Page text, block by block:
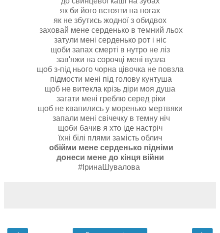
як би його встояти на ногах
як не збутись жодної з обидвох
заховай мене серденько в темний льох
затули мені серденько рот і ніс
щоби запах смерті в нутро не ліз
зав'яжи на сорочці мені вузла
щоб з-під нього чорна цівочка не повзла
підмости мені під голову кунтуша
щоб не витекла крізь діри моя душа
загати мені греблю серед ріки
щоб не квапились у моренько мертвяки
запали мені свічечку в темну ніч
щоби бачив я хто іде настріч
їхні білі плями замість облич
обійми мене серденько підніми
донеси мене до кінця війни
#ІринаШувалова